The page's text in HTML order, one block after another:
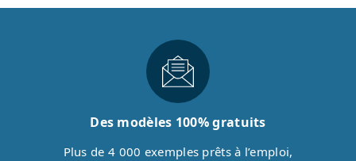
Des modèles 100% gratuits
Plus de 4 000 exemples prêts à l’emploi,